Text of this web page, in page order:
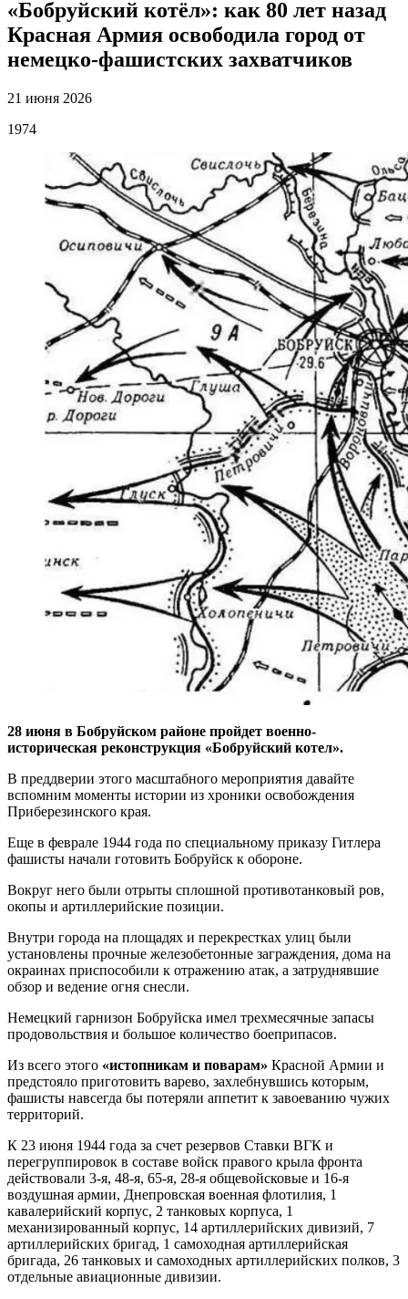
«Бобруйский котёл»: как 80 лет назад
Красная Армия освободила город от
немецко-фашистских захватчиков
21 июня 2026
1974
28 июня в Бобруйском районе пройдет военно-
историческая реконструкция «Бобруйский котел».
В преддверии этого масштабного мероприятия давайте
вспомним моменты истории из хроники освобождения
Приберезинского края.
Еще в феврале 1944 года по специальному приказу Гитлера
фашисты начали готовить Бобруйск к обороне.
Вокруг него были отрыты сплошной противотанковый ров,
окопы и артиллерийские позиции.
Внутри города на площадях и перекрестках улиц были
установлены прочные железобетонные заграждения, дома на
окраинах приспособили к отражению атак, а затруднявшие
обзор и ведение огня снесли.
Немецкий гарнизон Бобруйска имел трехмесячные запасы
продовольствия и большое количество боеприпасов.
Из всего этого «истопникам и поварам» Красной Армии и
предстояло приготовить варево, захлебнувшись которым,
фашисты навсегда бы потеряли аппетит к завоеванию чужих
территорий.
К 23 июня 1944 года за счет резервов Ставки ВГК и
перегруппировок в составе войск правого крыла фронта
действовали 3-я, 48-я, 65-я, 28-я общевойсковые и 16-я
воздушная армии, Днепровская военная фло­тилия, 1
кавалерийский корпус, 2 танковых корпуса, 1
механизированный корпус, 14 артиллерийских дивизий, 7
артиллерийских бригад, 1 самоходная артиллерийская
бригада, 26 танковых и самоходных артиллерийских полков, 3
отдельные авиационные дивизии.